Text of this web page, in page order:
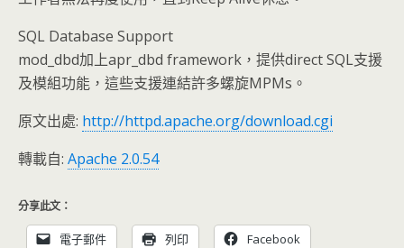
SQL Database Support
mod_dbd加上apr_dbd framework，提供direct SQL支援
及模組功能，這些支援連結許多螺旋MPMs。
原文出處: http://httpd.apache.org/download.cgi
轉載自: Apache 2.0.54
分享此文：
電子郵件 列印 Facebook